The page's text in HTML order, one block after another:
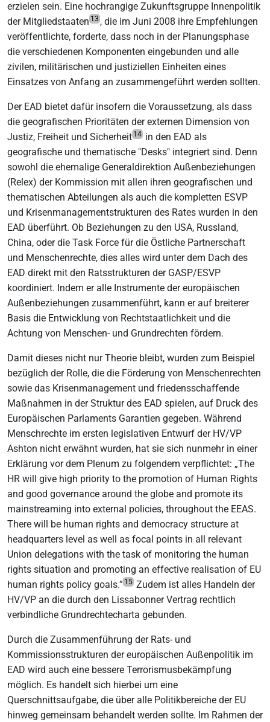
erzielen sein. Eine hochrangige Zukunftsgruppe Innenpolitik
der Mitgliedstaaten 13 , die im Juni 2008 ihre Empfehlungen
veröffentlichte, forderte, dass noch in der Planungsphase
die verschiedenen Komponenten eingebunden und alle
zivilen, militärischen und justiziellen Einheiten eines
Einsatzes von Anfang an zusammengeführt werden sollten.
Der EAD bietet dafür insofern die Voraussetzung, als dass
die geografischen Prioritäten der externen Dimension von
Justiz, Freiheit und Sicherheit 14 in den EAD als
geografische und thematische "Desks" integriert sind. Denn
sowohl die ehemalige Generaldirektion Außenbeziehungen
(Relex) der Kommission mit allen ihren geografischen und
thematischen Abteilungen als auch die kompletten ESVP
und Krisenmanagementstrukturen des Rates wurden in den
EAD überführt. Ob Beziehungen zu den USA, Russland,
China, oder die Task Force für die Östliche Partnerschaft
und Menschenrechte, dies alles wird unter dem Dach des
EAD direkt mit den Ratsstrukturen der GASP/ESVP
koordiniert. Indem er alle Instrumente der europäischen
Außenbeziehungen zusammenführt, kann er auf breiterer
Basis die Entwicklung von Rechtstaatlichkeit und die
Achtung von Menschen- und Grundrechten fördern.
Damit dieses nicht nur Theorie bleibt, wurden zum Beispiel
bezüglich der Rolle, die die Förderung von Menschenrechten
sowie das Krisenmanagement und friedensschaffende
Maßnahmen in der Struktur des EAD spielen, auf Druck des
Europäischen Parlaments Garantien gegeben. Während
Menschrechte im ersten legislativen Entwurf der HV/VP
Ashton nicht erwähnt wurden, hat sie sich nunmehr in einer
Erklärung vor dem Plenum zu folgendem verpflichtet: „The
HR will give high priority to the promotion of Human Rights
and good governance around the globe and promote its
mainstreaming into external policies, throughout the EEAS.
There will be human rights and democracy structure at
headquarters level as well as focal points in all relevant
Union delegations with the task of monitoring the human
rights situation and promoting an effective realisation of EU
human rights policy goals.” 15 Zudem ist alles Handeln der
HV/VP an die durch den Lissabonner Vertrag rechtlich
verbindliche Grundrechtecharta gebunden.
Durch die Zusammenführung der Rats- und
Kommissionsstrukturen der europäischen Außenpolitik im
EAD wird auch eine bessere Terrorismusbekämpfung
möglich. Es handelt sich hierbei um eine
Querschnittsaufgabe, die über alle Politikbereiche der EU
hinweg gemeinsam behandelt werden sollte. Im Rahmen der